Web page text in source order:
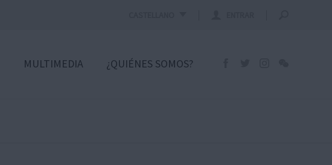
MULTIMEDIA ¿QUIÉNES SOMOS?